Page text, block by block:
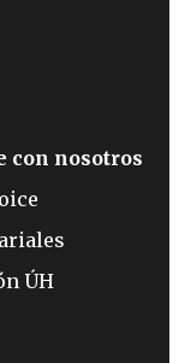
con nosotros
ÚH